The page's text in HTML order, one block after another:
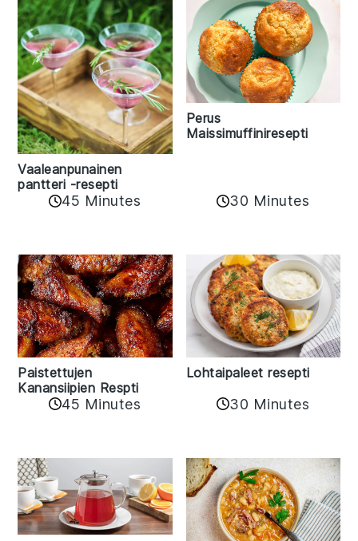
Vaaleanpunainen
pantteri -resepti
45 Minutes
Perus
Maissimuffiniresepti
30 Minutes
Paistettujen
Kanansiipien Respti
45 Minutes
Lohtaipaleet resepti
30 Minutes